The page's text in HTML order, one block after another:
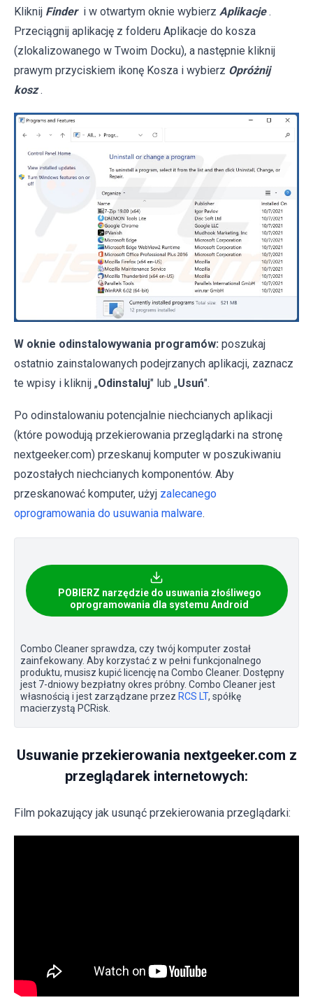
Kliknij Finder i w otwartym oknie wybierz Aplikacje .
Przeciągnij aplikację z folderu Aplikacje do kosza
(zlokalizowanego w Twoim Docku), a następnie kliknij
prawym przyciskiem ikonę Kosza i wybierz Opróżnij
kosz .
W oknie odinstalowywania programów: poszukaj
ostatnio zainstalowanych podejrzanych aplikacji, zaznacz
te wpisy i kliknij „Odinstaluj" lub „Usuń".
Po odinstalowaniu potencjalnie niechcianych aplikacji
(które powodują przekierowania przeglądarki na stronę
nextgeeker.com) przeskanuj komputer w poszukiwaniu
pozostałych niechcianych komponentów. Aby
przeskanować komputer, użyj zalecanego
oprogramowania do usuwania malware.
POBIERZ narzędzie do usuwania złośliwego
oprogramowania dla systemu Android
Combo Cleaner sprawdza, czy twój komputer został
zainfekowany. Aby korzystać z w pełni funkcjonalnego
produktu, musisz kupić licencję na Combo Cleaner. Dostępny
jest 7-dniowy bezpłatny okres próbny. Combo Cleaner jest
własnością i jest zarządzane przez RCS LT, spółkę
macierzystą PCRisk.
Usuwanie przekierowania nextgeeker.com z
przeglądarek internetowych:
Film pokazujący jak usunąć przekierowania przeglądarki: